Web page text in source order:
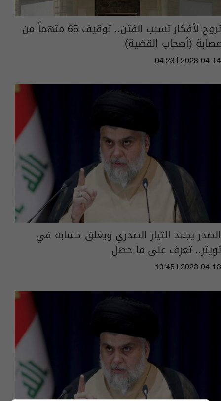
تروج لأفكار تسبب الفتن.. توقيف 65 متهماً من
عصابة (أصحاب القضية)
04:23 | 2023-04-14
الصدر يجمد التيار الصدري ويغلق حسابه في
تويتر.. تعرف على ما حصل
19:45 | 2023-04-13